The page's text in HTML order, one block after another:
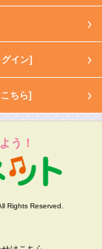
イン]
ちら]
う！
Rights Reserved.